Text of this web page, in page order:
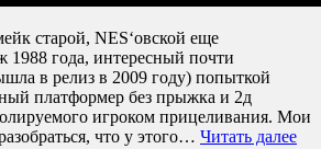
старой, NES‘овской еще
года, интересный почти
в релиз в 2009 году) попыткой
платформер без прыжка и 2д
игроком прицеливания. Мои
что у этого… Читать далее